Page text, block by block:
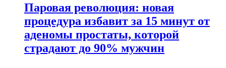
Паровая революция: новая
процедура избавит за 15 минут от
аденомы простаты, которой
страдают до 90% мужчин